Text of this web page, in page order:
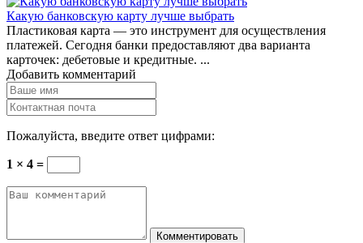
Какую банковскую карту лучше выбрать
Пластиковая карта — это инструмент для осуществления
платежей. Сегодня банки предоставляют два варианта
карточек: дебетовые и кредитные. ...
Добавить комментарий
Пожалуйста, введите ответ цифрами:
1 × 4 =